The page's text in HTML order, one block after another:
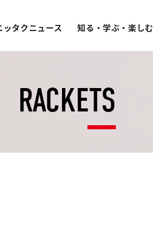
ッタクニュース 知る・学ぶ・楽しむ
RACKETS